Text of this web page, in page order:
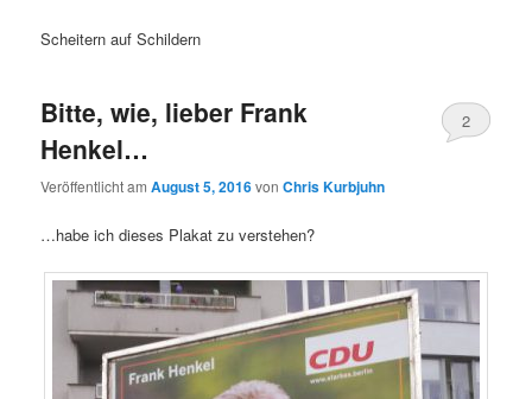
Scheitern auf Schildern
Bitte, wie, lieber Frank
Henkel…
Veröffentlicht amAugust 5, 2016vonChris Kurbjuhn
2
…habe ich dieses Plakat zu verstehen?